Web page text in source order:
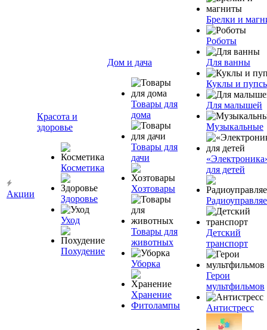
Акции
Красота и
здоровье
Косметика
Здоровье
Уход
Похудение
Дом и дача
Товары для
дома
Товары для
дачи
Хозтовары
Товары для
животных
Уборка
Хранение
Фитолампы
Брелки и
Роботы
Для ванны
Куклы и
Для малышей
Музыкальные
для детей
Детский
транспорт
Герои
мультфильмов
Антистресс